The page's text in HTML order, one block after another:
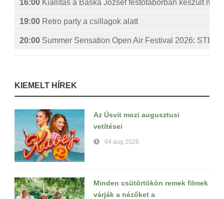
16:00 Kiállítás a Baska József festőtáborban készült
19:00 Retro party a csillagok alatt
20:00 Summer Sensation Open Air Festival 2026:
KIEMELT HÍREK
Az Úsvit mozi augusztusi
vetítései
04 aug 2026
Minden csütörtökön remek filmek
várják a nézőket a